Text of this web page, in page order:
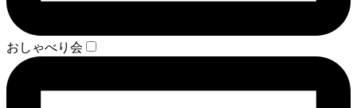
おしゃべり会